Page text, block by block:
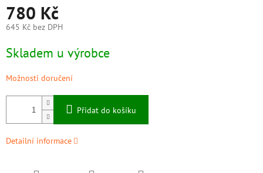
780 Kč
645 Kč bez DPH
cena:
Skladem u výrobce
Možnosti doručení
Přidat do košíku
Detailní informace